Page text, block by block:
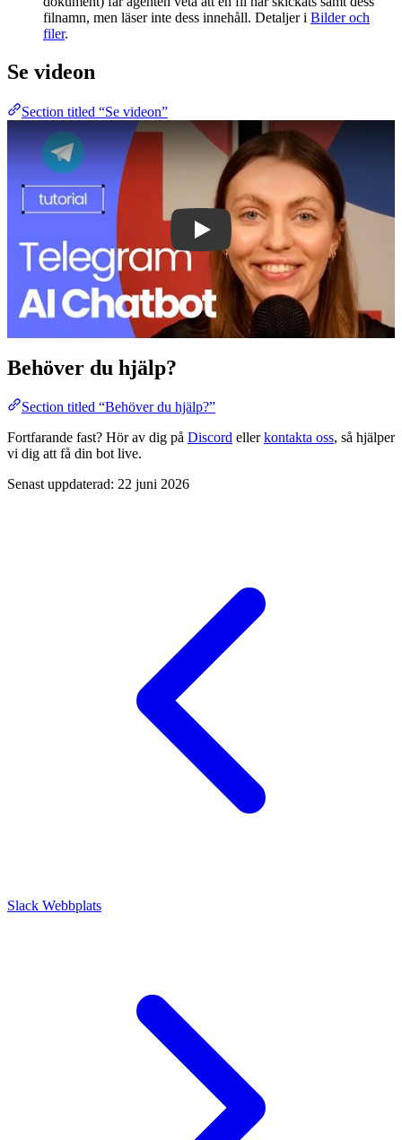
filnamn, men läser inte dess innehåll. Detaljer i Bilder och
filer.
Se videon
Section titled “Se videon”
Play
Behöver du hjälp?
Section titled “Behöver du hjälp?”
Fortfarande fast? Hör av dig på Discord ellerkontakta oss, så hjälper
vi dig att få din bot live.
Senast uppdaterad: 22 juni 2026
Slack Webbplats